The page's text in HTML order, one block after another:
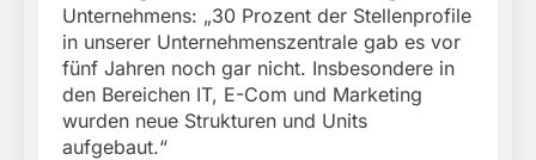
Unternehmens: „30 Prozent der Stellenprofile
in unserer Unternehmenszentrale gab es vor
fünf Jahren noch gar nicht. Insbesondere in
den Bereichen IT, E-Com und Marketing
wurden neue Strukturen und Units
aufgebaut.“